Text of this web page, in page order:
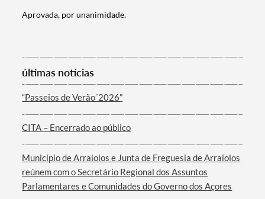
Aprovada, por unanimidade.
últimas notícias
“Passeios de Verão´2026”
CITA – Encerrado ao público
Município de Arraiolos e Junta de Freguesia de Arraiolos
reúnem com o Secretário Regional dos Assuntos
Parlamentares e Comunidades do Governo dos Açores